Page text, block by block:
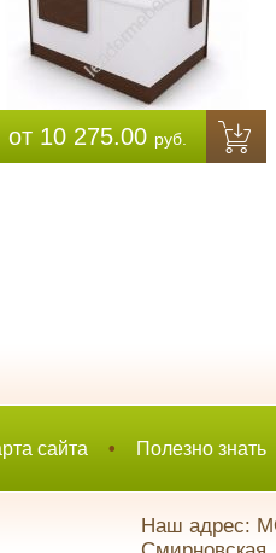
от 10 275.00 руб.
сайта • Полезно знать
Наш адрес: